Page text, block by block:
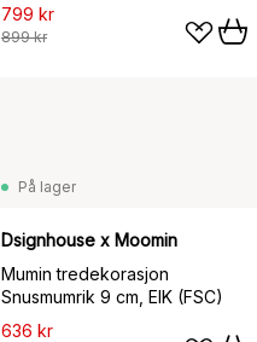
799 kr
899 kr
På lager
Dsignhouse x Moomin
Mumin tredekorasjon
Snusmumrik 9 cm, EIK (FSC)
636 kr